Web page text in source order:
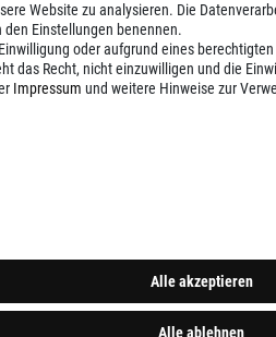
Website zu analysieren. Die
Einstellungen benennen.
oder aufgrund eines
das Recht, nicht einzuwilligen und die
Impressum und weitere Hinweise zur
Alle akzeptieren
Alle ablehnen